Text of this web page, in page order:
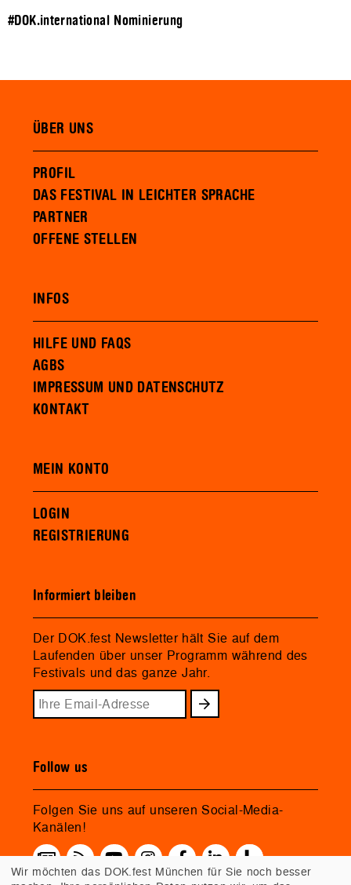
#DOK.international Nominierung
ÜBER UNS
PROFIL
DAS FESTIVAL IN LEICHTER SPRACHE
PARTNER
OFFENE STELLEN
INFOS
HILFE UND FAQS
AGBS
IMPRESSUM UND DATENSCHUTZ
KONTAKT
MEIN KONTO
LOGIN
REGISTRIERUNG
Informiert bleiben
Der DOK.fest Newsletter hält Sie auf dem
Laufenden über unser Programm während des
Festivals und das ganze Jahr.
Follow us
Folgen Sie uns auf unseren Social-Media-
Kanälen!
Wir möchten das DOK.fest München für Sie noch besser